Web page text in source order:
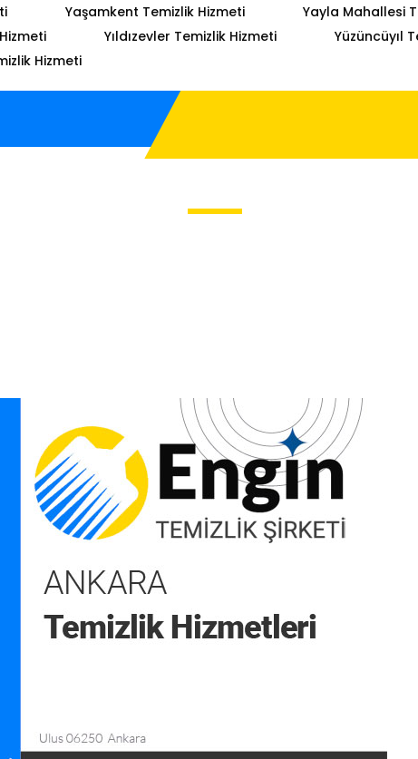
Yaşamkent Temizlik Hizmeti
Yayla Mahallesi
Yıldızevler Temizlik Hizmeti
Yüzüncüyıl
Hizmeti